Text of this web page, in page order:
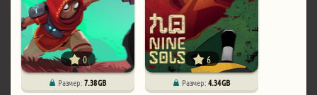
0
Размер:7.38 GB
6
Размер:4.34 GB